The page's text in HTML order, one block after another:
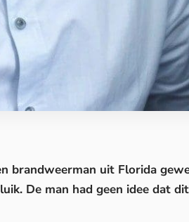
brandweerman uit Florida
De man had geen idee dat